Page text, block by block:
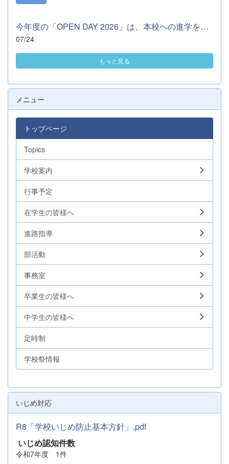
今年度の「OPEN DAY 2026」は、本校への進学を希望する中学３年生...
07/24
もっと見る
メニュー
トップページ
Topics
学校案内
行事予定
在学生の皆様へ
進路指導
部活動
事務室
卒業生の皆様へ
中学生の皆様へ
定時制
学校祭情報
いじめ対応
R8「学校いじめ防止基本方針」.pdf
いじめ認知件数
令和7年度 1件